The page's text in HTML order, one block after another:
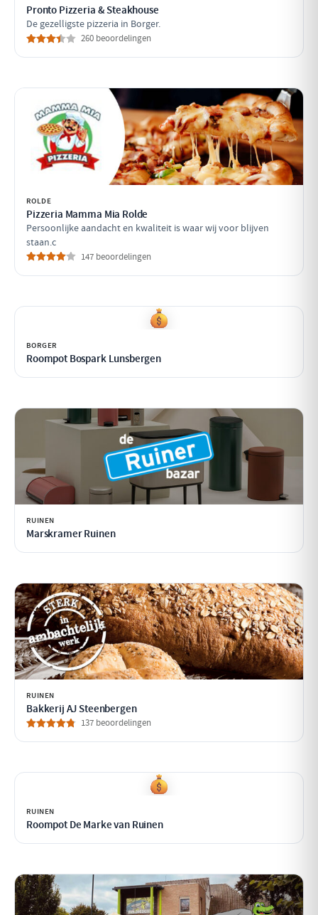
Pronto Pizzeria & Steakhouse
De gezelligste pizzeria in Borger.
260 beoordelingen
ROLDE
Pizzeria Mamma Mia Rolde
Persoonlijke aandacht en kwaliteit is waar wij voor blijven
staan.c
147 beoordelingen
BORGER
Roompot Bospark Lunsbergen
RUINEN
Marskramer Ruinen
RUINEN
Bakkerij AJ Steenbergen
137 beoordelingen
RUINEN
Roompot De Marke van Ruinen